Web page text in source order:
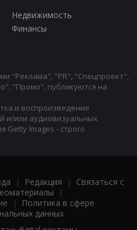
Недвижимость
Финансы
"Реклама", "PR", "Спецпроект",
"Промо", публикуются на
и воспроизведение
и/или аудиовизуальных
Getty Images - строго
| Редакция | Связаться с
|
|
Политика в сфере
данных